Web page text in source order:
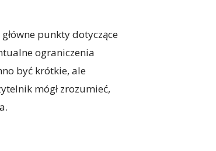
punkty dotyczące
ograniczenia
być krótkie, ale
mógł zrozumieć,